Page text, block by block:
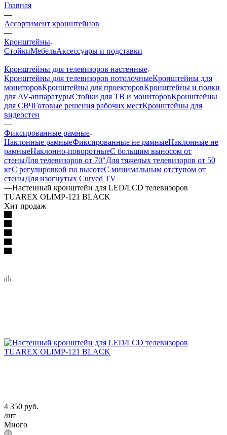
Главная
—
Ассортимент кронштейнов
—
Кронштейны
СтойкиМебельАксессуары и подставки
—
Кронштейны для телевизоров настенные
Кронштейны для телевизоров потолочныеКронштейны для
мониторовКронштейны для проекторовКронштейны и полки
для AV-аппаратурыСтойки для ТВ и мониторовКронштейны
для СВЧГотовые решения рабочих местКронштейны для
видеостен
—
Фиксированные рамные
Наклонные рамныеФиксированные не рамныеНаклонные не
рамныеНаклонно-поворотныеС большим выносом от
стеныДля телевизоров от 70"Для тяжелых телевизоров от 50
кгС регулировкой по высотеС минимальным отступом от
стеныДля изогнутых Curved TV
—Настенный кронштейн для LED/LCD телевизоров
TUAREX OLIMP-121 BLACK
Хит продаж
4 350 руб.
/шт
Много